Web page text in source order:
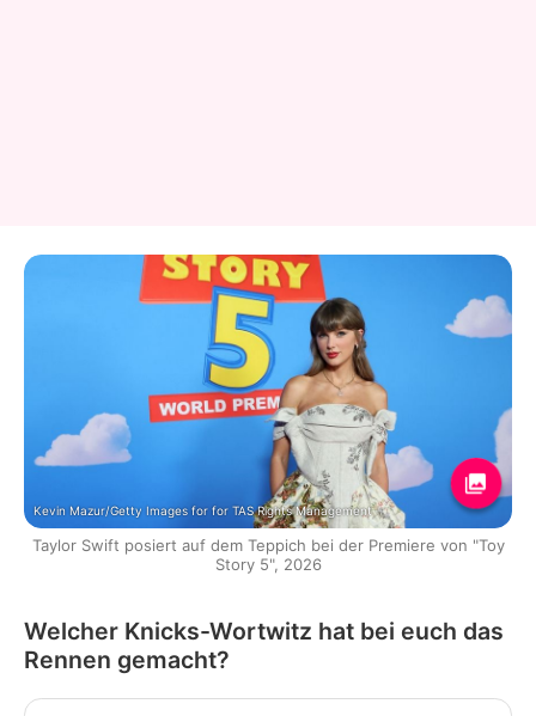
Kevin Mazur/Getty Images for for TAS Rights Management
Taylor Swift posiert auf dem Teppich bei der Premiere von "Toy
Story 5", 2026
Welcher Knicks-Wortwitz hat bei euch das
Rennen gemacht?